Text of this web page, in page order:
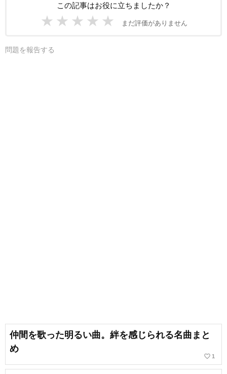
この記事はお役に立ちましたか？
★ ★ ★ ★ ★ まだ評価がありません
問題を報告する
仲間を歌った明るい曲。絆を感じられる名曲まと
め
favorite_border 1